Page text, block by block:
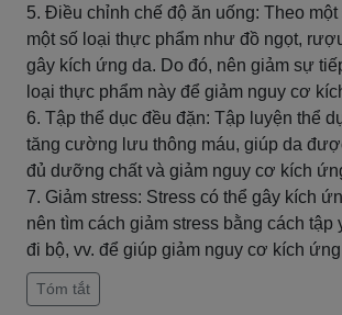
5. Điều chỉnh chế độ ăn uống: Theo
một số loại thực phẩm như đồ ngọt,
gây kích ứng da. Do đó, nên giảm sự
loại thực phẩm này để giảm nguy cơ
6. Tập thể dục đều đặn: Tập luyện thể
tăng cường lưu thông máu, giúp da
đủ dưỡng chất và giảm nguy cơ kích
7. Giảm stress: Stress có thể gây kích
nên tìm cách giảm stress bằng cách tập
đi bộ, vv. để giúp giảm nguy cơ kích
Tóm tắt